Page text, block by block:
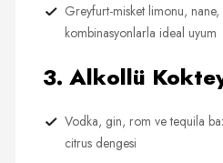
Greyfurt-misket limonu,
kombinasyonlarla ideal uyum
3. Alkollü
Vodka, gin, rom ve tequila
citrus dengesi